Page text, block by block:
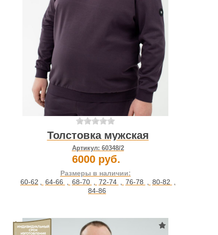
Толстовка мужская
Артикул: 60348/2
6000 руб.
Размеры в наличии:
60-62
64-66 68-70 72-74 76-78 80-82
84-86